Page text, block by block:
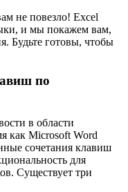
не повезло! Excel
и мы покажем вам,
Будьте готовы, чтобы
по
в области
как Microsoft Word
сочетания клавиш
для
Существует три